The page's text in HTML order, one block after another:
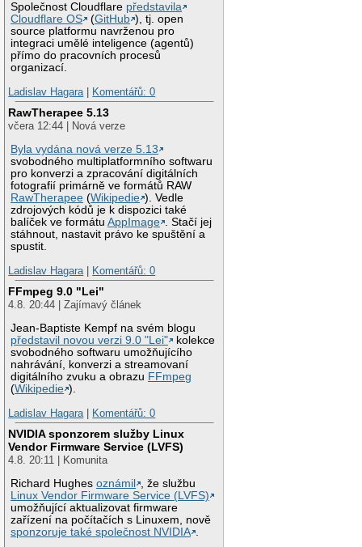
Společnost Cloudflare představila
Cloudflare OS
(GitHub ), tj. open
source platformu navrženou pro
integraci umělé inteligence (agentů)
přímo do pracovních procesů
organizací.
Ladislav Hagara
Komentářů: 0
RawTherapee 5.13
včera 12:44 | Nová verze
Byla vydána nová verze 5.13
svobodného multiplatformního softwaru
pro konverzi a zpracování digitálních
fotografií primárně ve formátů RAW
RawTherapee (Wikipedie ). Vedle
zdrojových kódů je k dispozici také
balíček ve formátuAppImage . Stačí jej
stáhnout, nastavit právo ke spuštění a
spustit.
Ladislav Hagara
Komentářů: 0
FFmpeg 9.0 "Lei"
4.8. 20:44 | Zajímavý článek
Jean-Baptiste Kempf na svém blogu
představil novou verzi 9.0 "Lei"
kolekce
svobodného softwaru umožňujícího
nahrávání, konverzi a streamovaní
digitálního zvuku a obrazu FFmpeg
(Wikipedie ).
Ladislav Hagara
Komentářů: 0
NVIDIA sponzorem služby Linux
Vendor Firmware Service (LVFS)
4.8. 20:11 | Komunita
Richard Hughesoznámil
, že službu
Linux Vendor Firmware Service (LVFS)
umožňující aktualizovat firmware
zařízení na počítačích s Linuxem, nově
sponzoruje také společnost NVIDIA .